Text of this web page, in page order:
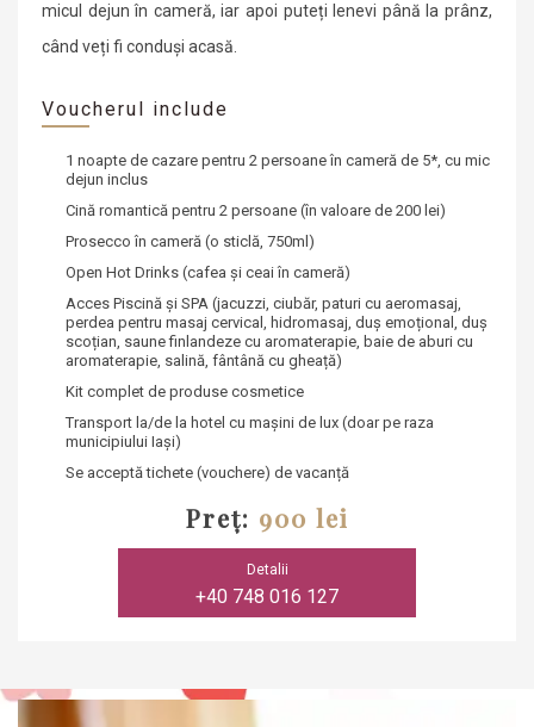
micul dejun în cameră, iar apoi puteți lenevi până la prânz,
când veți fi conduși acasă.
Voucherul include
1 noapte de cazare pentru 2 persoane în cameră de 5*, cu mic
dejun inclus
Cină romantică pentru 2 persoane (în valoare de 200 lei)
Prosecco în cameră (o sticlă, 750ml)
Open Hot Drinks (cafea și ceai în cameră)
Acces Piscină și SPA (jacuzzi, ciubăr, paturi cu aeromasaj,
perdea pentru masaj cervical, hidromasaj, duș emoțional, duș
scoțian, saune finlandeze cu aromaterapie, baie de aburi cu
aromaterapie, salină, fântână cu gheață)
Kit complet de produse cosmetice
Transport la/de la hotel cu mașini de lux (doar pe raza
municipiului Iași)
Se acceptă tichete (vouchere) de vacanță
Preț: 900 lei
Detalii
+40 748 016 127